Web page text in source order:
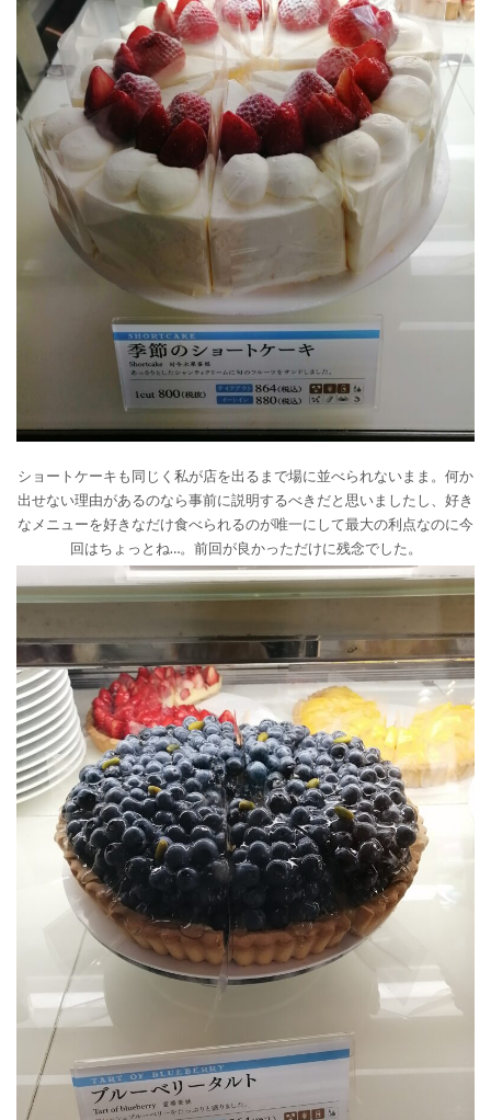
ショートケーキも同じく私が店を出るまで場に並べられないまま。何か
出せない理由があるのなら事前に説明するべきだと思いましたし、好き
なメニューを好きなだけ食べられるのが唯一にして最大の利点なのに今
回はちょっとね…。前回が良かっただけに残念でした。